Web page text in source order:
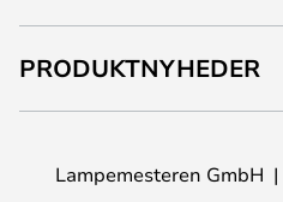
PRODUKTNYHEDER
Lampemesteren GmbH